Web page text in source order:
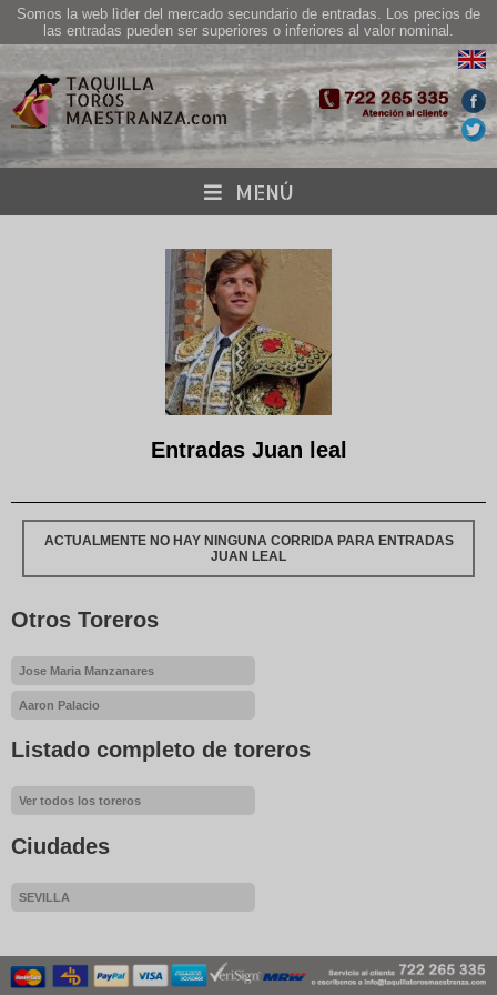
Somos la web lìder del mercado secundario de entradas. Los precios de
las entradas pueden ser superiores o inferiores al valor nominal.
MENÚ
Entradas Juan leal
ACTUALMENTE NO HAY NINGUNA CORRIDA PARA ENTRADAS
JUAN LEAL
Otros Toreros
Jose Maria Manzanares
Aaron Palacio
Listado completo de toreros
Ver todos los toreros
Ciudades
SEVILLA